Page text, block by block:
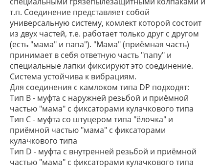
т.п. Соединение представляет собой
универсальную систему, комлект которой состоит
из двух частей, т.е. работает только друг с другом
(есть "мама" и папа"). "Мама" (приёмная часть)
принимает в себя ответную часть "папу" и
специальные лапки фиксируют это соединение.
Система устойчива к вибрациям.
Для соединения с камлоком типа DP подходят:
Тип В - муфта с наружней резьбой и приёмной
частью "мама" с фиксаторами кулачкового типа
Тип С - муфта со штуцером типа "ёлочка" и
приёмной частью "мама" с фиксаторами
кулачкового типа
Тип D - муфта с внутренней резьбой и приёмной
частью "мама" с фиксаторами кулачкового типа